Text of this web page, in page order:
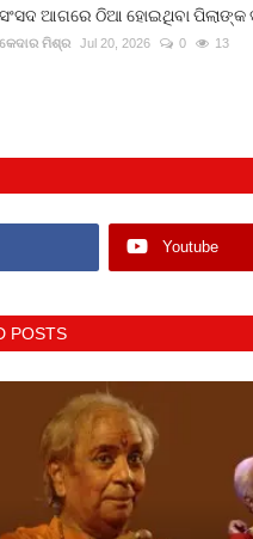
ସଂସଦ ଆଗରେ ଠିଆ ହୋଇଥିବା ପିଲାଙ୍କ
କେଦାର ମିଶ୍ର Jul 20, 2026 0 13
Youtube
POSTS